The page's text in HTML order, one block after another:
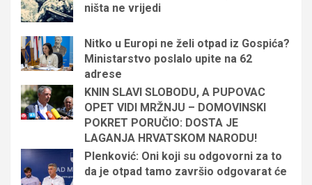
ništa ne vrijedi
Nitko u Europi ne želi otpad iz Gospića?
Ministarstvo poslalo upite na 62
adrese
KNIN SLAVI SLOBODU, A PUPOVAC
OPET VIDI MRŽNJU – DOMOVINSKI
POKRET PORUČIO: DOSTA JE
LAGANJA HRVATSKOM NARODU!
Plenković: Oni koji su odgovorni za to
da je otpad tamo završio odgovarat će